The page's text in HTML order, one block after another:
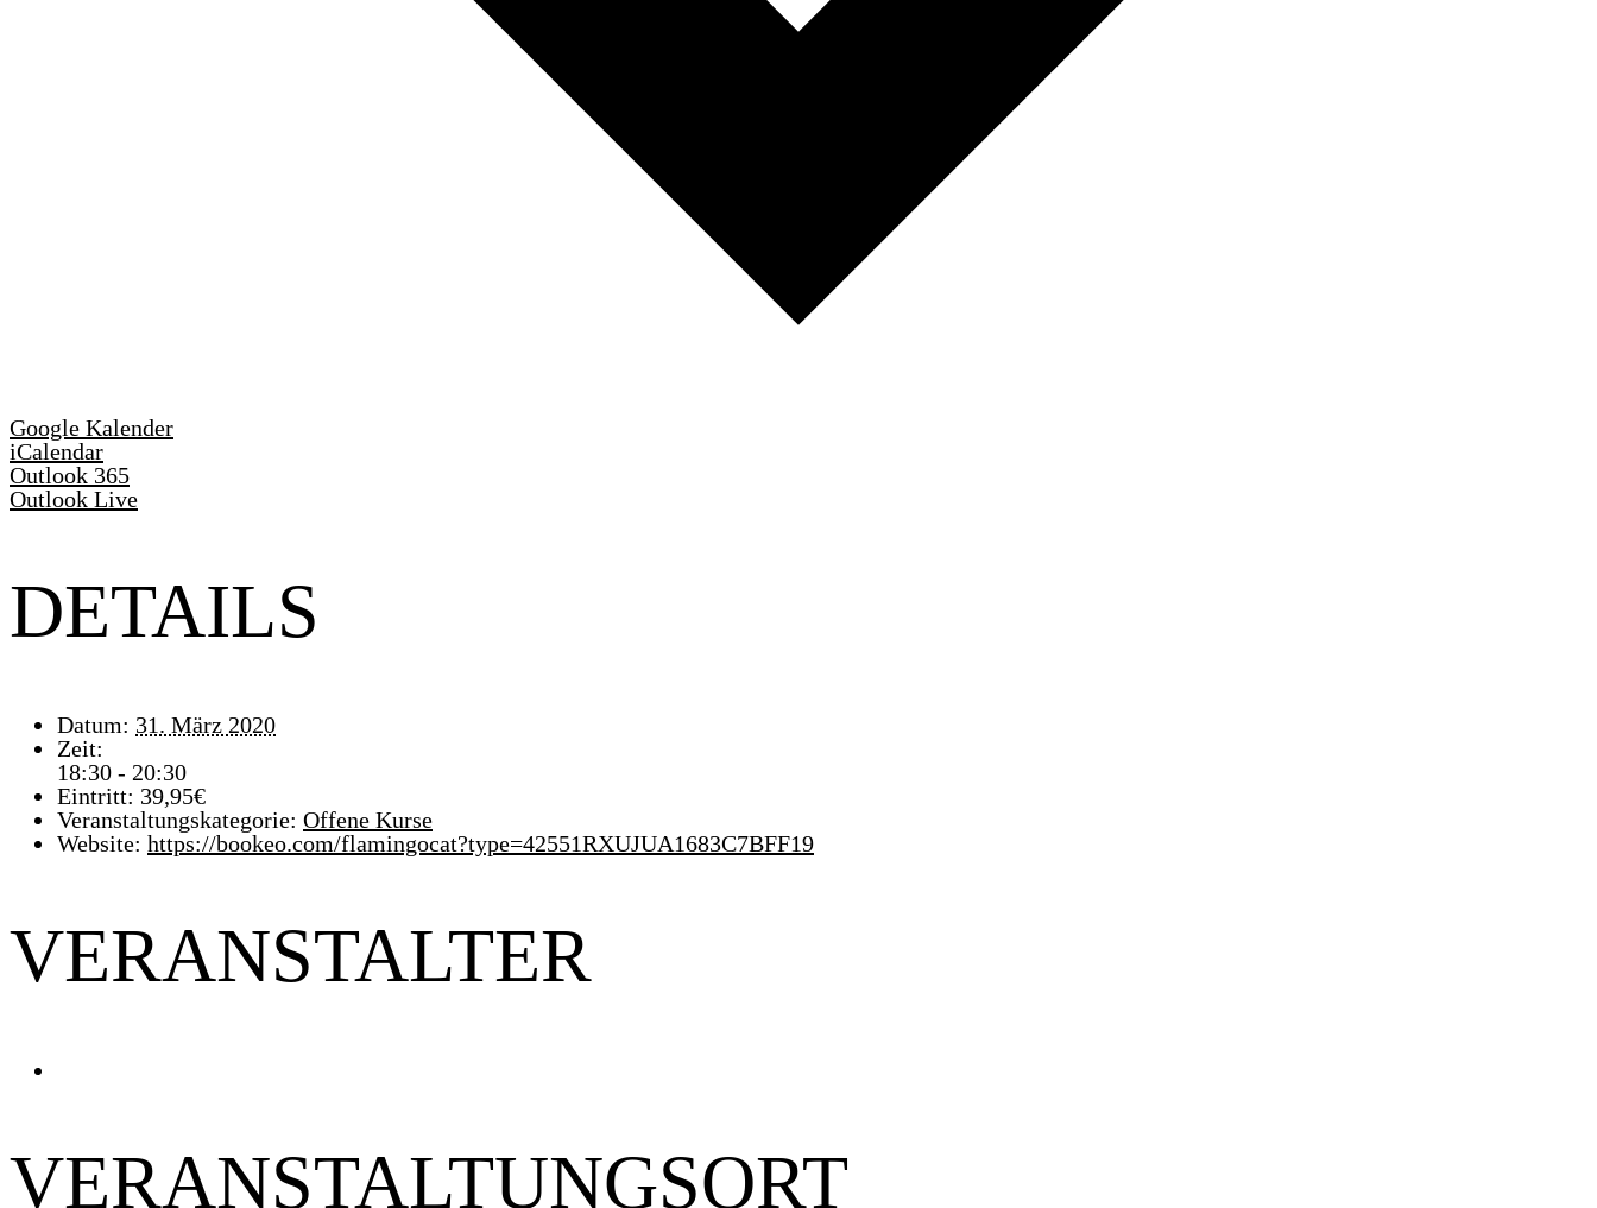
Google Kalender
iCalendar
Outlook 365
Outlook Live
DETAILS
Datum: 31. März 2020
Zeit:
18:30 - 20:30
Eintritt: 39,95€
Veranstaltungskategorie: Offene Kurse
Website: https://bookeo.com/flamingocat?type=42551RXUJUA1683C7BFF19
VERANSTALTER
VERANSTALTUNGSORT